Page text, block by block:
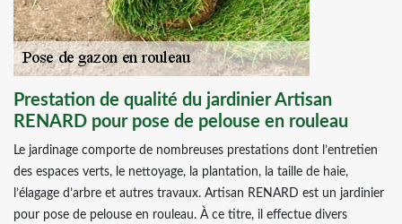
Prestation de qualité du jardinier Artisan
RENARD pour pose de pelouse en rouleau
Le jardinage comporte de nombreuses prestations dont l’entretien
des espaces verts, le nettoyage, la plantation, la taille de haie,
l’élagage d’arbre et autres travaux. Artisan RENARD est un jardinier
pour pose de pelouse en rouleau. À ce titre, il effectue divers